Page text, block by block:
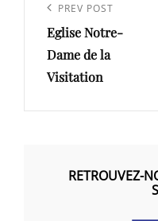
l’article
Previous
Post
PREV POST
Eglise Notre-
Dame de la
Visitation
RETROUVEZ-